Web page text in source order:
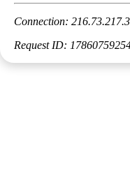
Connection:
Request ID: